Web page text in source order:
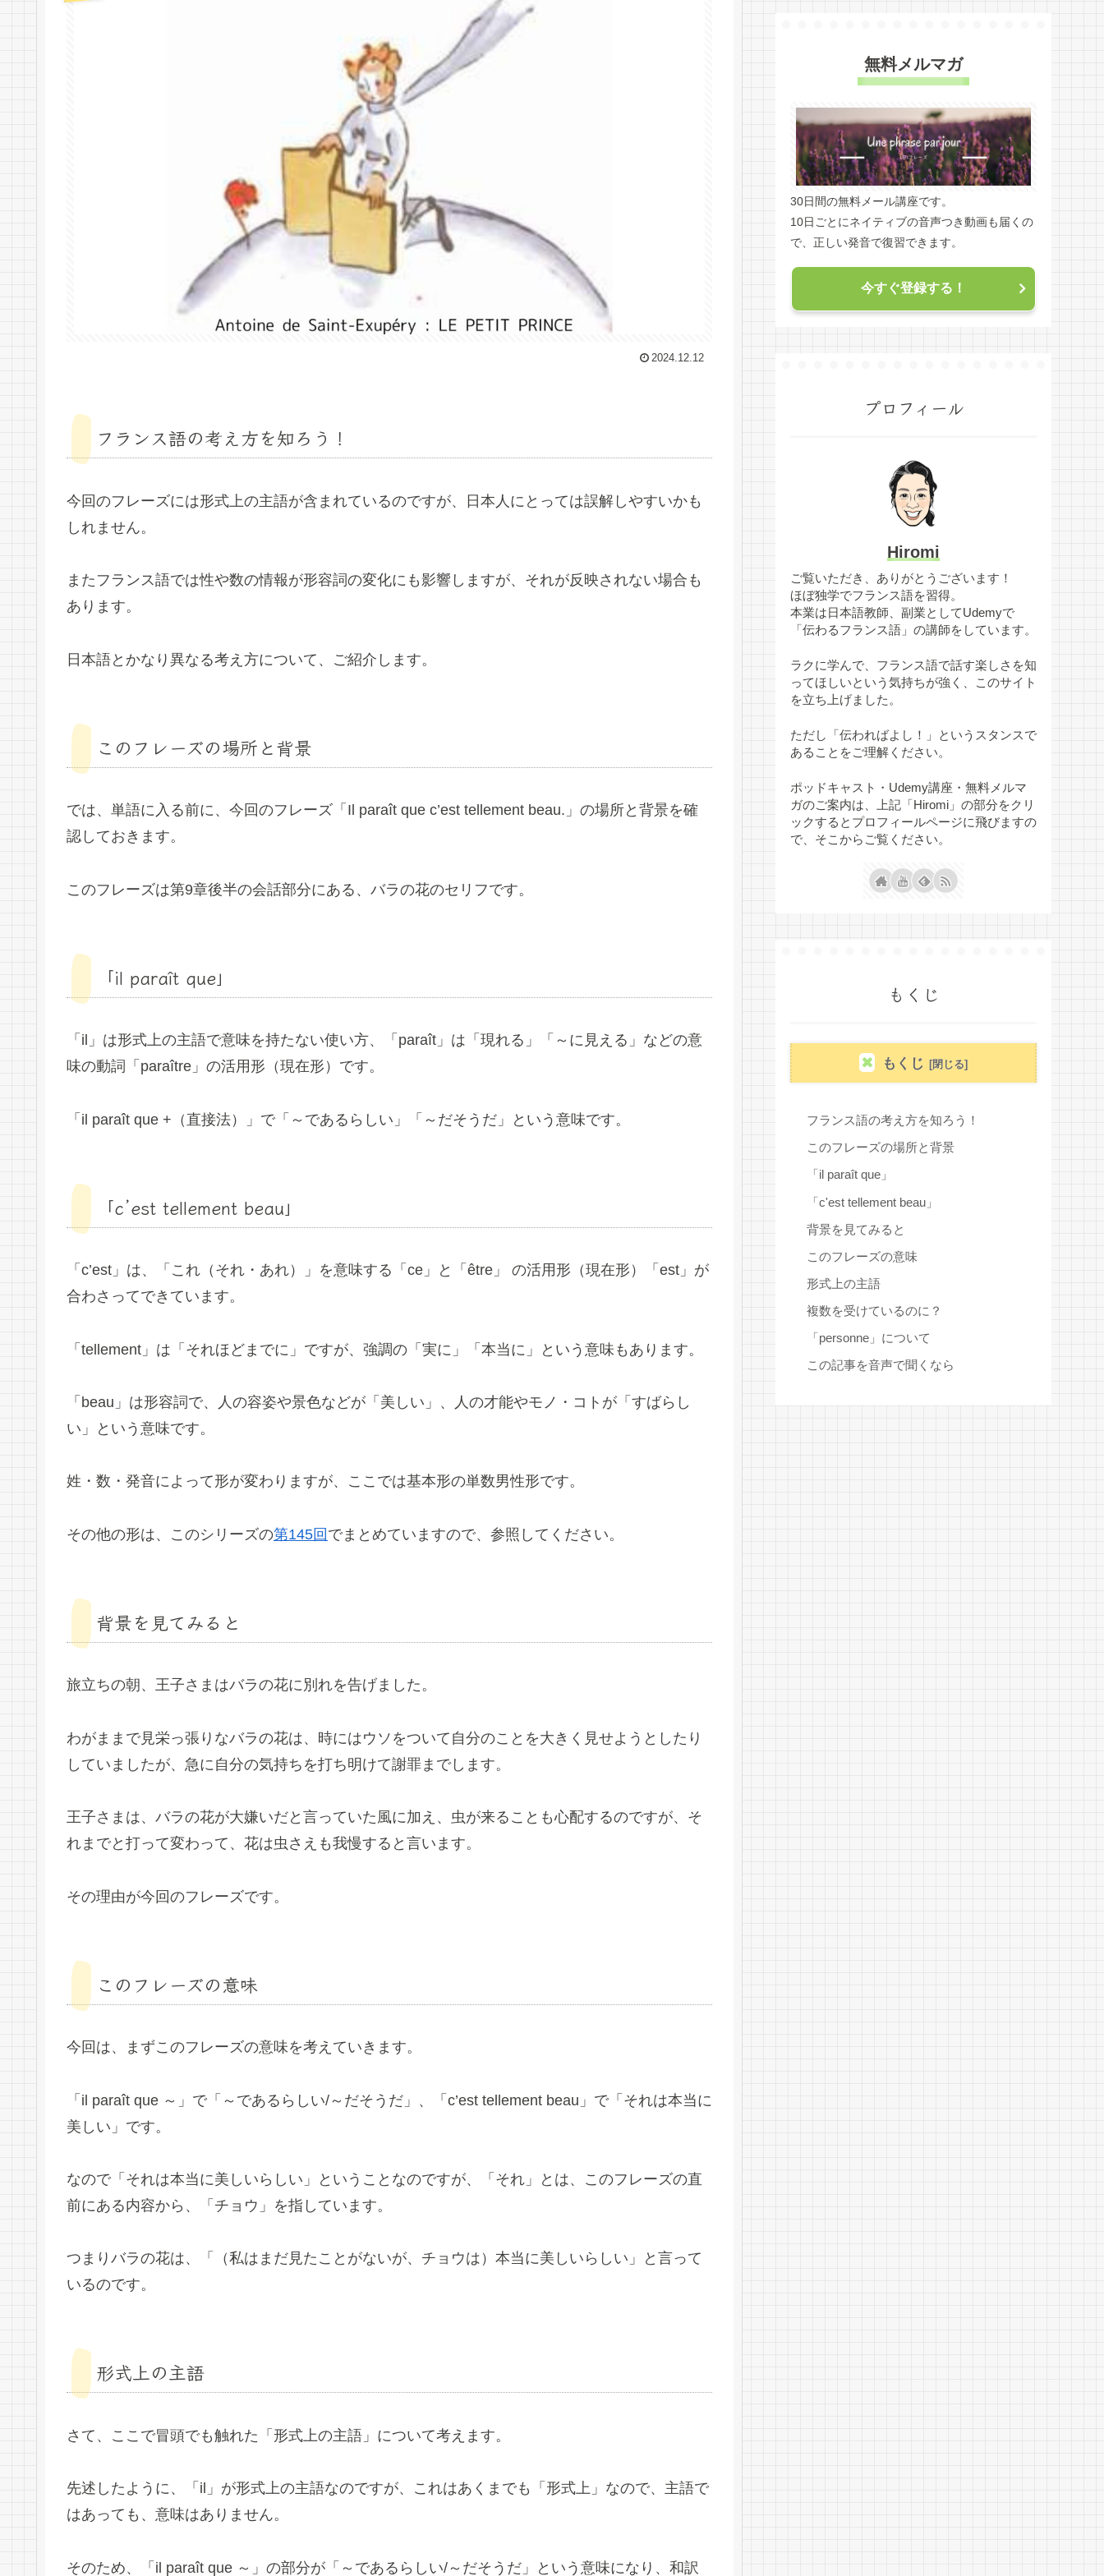
2024.12.12
フランス語の考え方を知ろう！
今回のフレーズには形式上の主語が含まれているのですが、日本人にとっては誤解しやすいかも
しれません。
またフランス語では性や数の情報が形容詞の変化にも影響しますが、それが反映されない場合も
あります。
日本語とかなり異なる考え方について、ご紹介します。
このフレーズの場所と背景
では、単語に入る前に、今回のフレーズ「Il paraît que c’est tellement beau.」の場所と背景を確
認しておきます。
このフレーズは第9章後半の会話部分にある、バラの花のセリフです。
「il paraît que」
「il」は形式上の主語で意味を持たない使い方、「paraît」は「現れる」「～に見える」などの意
味の動詞「paraître」の活用形（現在形）です。
「il paraît que +（直接法）」で「～であるらしい」「～だそうだ」という意味です。
「c’est tellement beau」
「c’est」は、「これ（それ・あれ）」を意味する「ce」と「être」 の活用形（現在形）「est」が
合わさってできています。
「tellement」は「それほどまでに」ですが、強調の「実に」「本当に」という意味もあります。
「beau」は形容詞で、人の容姿や景色などが「美しい」、人の才能やモノ・コトが「すばらし
い」という意味です。
姓・数・発音によって形が変わりますが、ここでは基本形の単数男性形です。
その他の形は、このシリーズの第145回 でまとめていますので、参照してください。
背景を見てみると
旅立ちの朝、王子さまはバラの花に別れを告げました。
わがままで見栄っ張りなバラの花は、時にはウソをついて自分のことを大きく見せようとしたり
していましたが、急に自分の気持ちを打ち明けて謝罪までします。
王子さまは、バラの花が大嫌いだと言っていた風に加え、虫が来ることも心配するのですが、そ
れまでと打って変わって、花は虫さえも我慢すると言います。
その理由が今回のフレーズです。
このフレーズの意味
今回は、まずこのフレーズの意味を考えていきます。
「il paraît que ～」で「～であるらしい/～だそうだ」、「c’est tellement beau」で「それは本当に
美しい」です。
なので「それは本当に美しいらしい」ということなのですが、「それ」とは、このフレーズの直
前にある内容から、「チョウ」を指しています。
つまりバラの花は、「（私はまだ見たことがないが、チョウは）本当に美しいらしい」と言って
いるのです。
形式上の主語
さて、ここで冒頭でも触れた「形式上の主語」について考えます。
先述したように、「il」が形式上の主語なのですが、これはあくまでも「形式上」なので、主語で
はあっても、意味はありません。
そのため、「il paraît que ～」の部分が「～であるらしい/～だそうだ」という意味になり、和訳
無料メルマガ
30日間の無料メール講座です。
10日ごとにネイティブの音声つき動画も届くの
で、正しい発音で復習できます。
今すぐ登録する！
プロフィール
Hiromi
ご覧いただき、ありがとうございます！
ほぼ独学でフランス語を習得。
本業は日本語教師、副業としてUdemyで
「伝わるフランス語」の講師をしています。
ラクに学んで、フランス語で話す楽しさを知
ってほしいという気持ちが強く、このサイト
を立ち上げました。
ただし「伝わればよし！」というスタンスで
あることをご理解ください。
ポッドキャスト・Udemy講座・無料メルマ
ガのご案内は、上記「Hiromi」の部分をクリ
ックするとプロフィールページに飛びますの
で、そこからご覧ください。
もくじ
もくじ
フランス語の考え方を知ろう！
このフレーズの場所と背景
「il paraît que」
「c'est tellement beau」
背景を見てみると
このフレーズの意味
形式上の主語
複数を受けているのに？
「personne」について
この記事を音声で聞くなら